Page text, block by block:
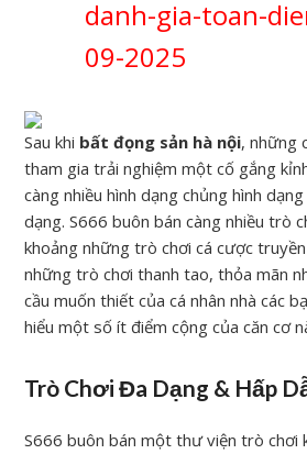
danh-gia-toan-
09-2025
Sau khi bất đọng sản hà nội, những
tham gia trải nghiệm một cố gắng
càng nhiều hình dạng chủng hình
dạng. S666 buôn bán càng nhiều trò
khoảng những trò chơi cá cược
những trò chơi thanh tao, thỏa mãn
cầu muốn thiết của cá nhân nhà các
hiểu một số ít điểm cộng của căn cơ
Trò Chơi Đa Dạng & Hấp
S666 buôn bán một thư viện trò chơi